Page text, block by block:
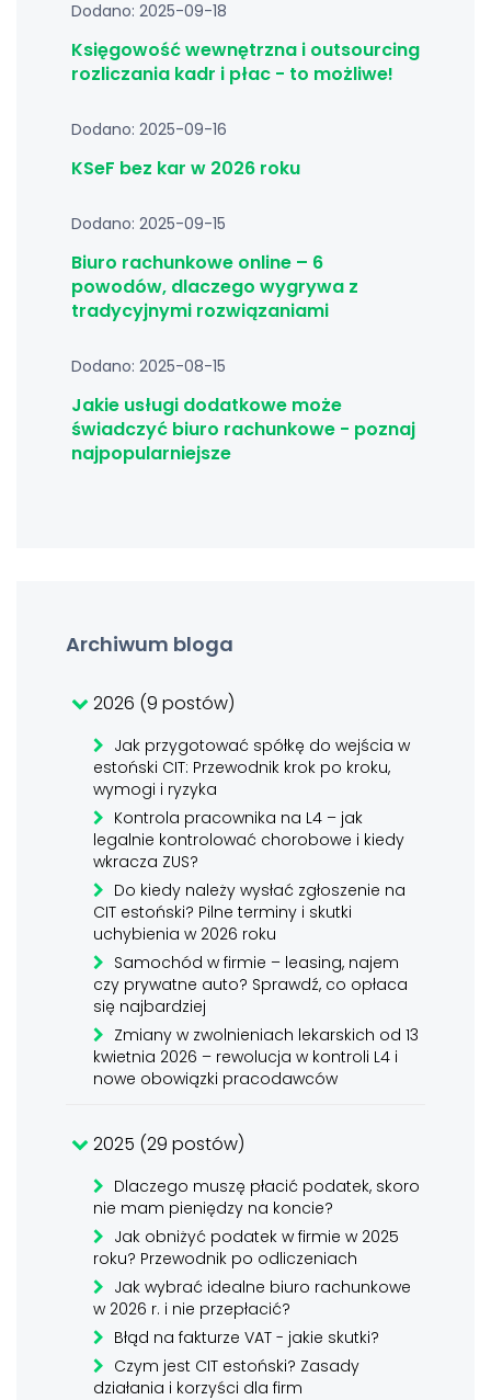
Dodano: 2025-09-18
Księgowość wewnętrzna i outsourcing
rozliczania kadr i płac - to możliwe!
Dodano: 2025-09-16
KSeF bez kar w 2026 roku
Dodano: 2025-09-15
Biuro rachunkowe online – 6
powodów, dlaczego wygrywa z
tradycyjnymi rozwiązaniami
Dodano: 2025-08-15
Jakie usługi dodatkowe może
świadczyć biuro rachunkowe - poznaj
najpopularniejsze
Archiwum bloga
2026 (9 postów)
Jak przygotować spółkę do wejścia w
estoński CIT: Przewodnik krok po kroku,
wymogi i ryzyka
Kontrola pracownika na L4 – jak
legalnie kontrolować chorobowe i kiedy
wkracza ZUS?
Do kiedy należy wysłać zgłoszenie na
CIT estoński? Pilne terminy i skutki
uchybienia w 2026 roku
Samochód w firmie – leasing, najem
czy prywatne auto? Sprawdź, co opłaca
się najbardziej
Zmiany w zwolnieniach lekarskich od 13
kwietnia 2026 – rewolucja w kontroli L4 i
nowe obowiązki pracodawców
2025 (29 postów)
Dlaczego muszę płacić podatek, skoro
nie mam pieniędzy na koncie?
Jak obniżyć podatek w firmie w 2025
roku? Przewodnik po odliczeniach
Jak wybrać idealne biuro rachunkowe
w 2026 r. i nie przepłacić?
Błąd na fakturze VAT - jakie skutki?
Czym jest CIT estoński? Zasady
działania i korzyści dla firm